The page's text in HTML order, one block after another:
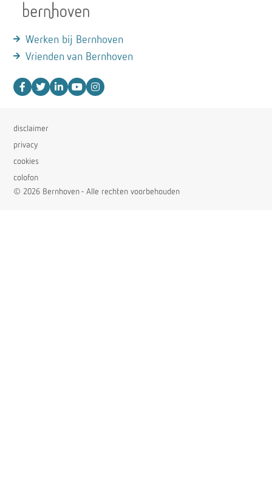
Werken bij Bernhoven
Vrienden van Bernhoven
disclaimer
privacy
cookies
colofon
© 2026 Bernhoven - Alle rechten voorbehouden